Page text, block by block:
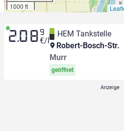
1000 ft
2.08 9
€/l
HEM Tankstelle
Robert-Bosch-Str.
Murr
geöffnet